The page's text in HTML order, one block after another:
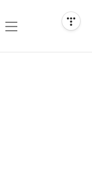
메